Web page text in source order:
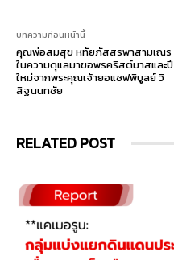
บทความก่อนหน้านี้
คุณพ่อสมสุข หทัยภัสสรพาสามเณร
ในความดุแลมาขอพรคริสต์มาสและปี
ใหม่จากพระคุณเจ้ายอแซฟพิบูลย์ วิ
สิฐนนทชัย
RELATED POST